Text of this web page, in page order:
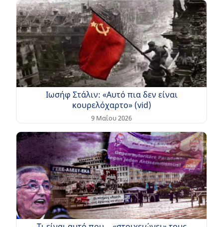
Ιωσήφ Στάλιν: «Αυτό πια δεν είναι
κουρελόχαρτο» (vid)
9 Μαΐου 2026